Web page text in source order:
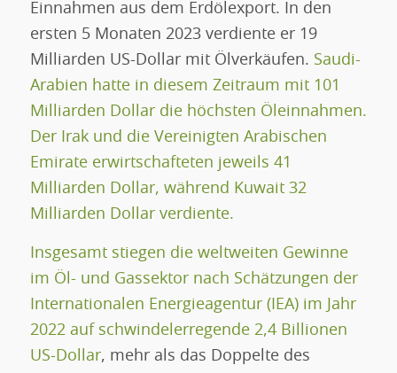
Einnahmen aus dem Erdölexport. In den
ersten 5 Monaten 2023 verdiente er 19
Milliarden US-Dollar mit Ölverkäufen. Saudi-
Arabien hatte in diesem Zeitraum mit 101
Milliarden Dollar die höchsten Öleinnahmen.
Der Irak und die Vereinigten Arabischen
Emirate erwirtschafteten jeweils 41
Milliarden Dollar, während Kuwait 32
Milliarden Dollar verdiente.
Insgesamt stiegen die weltweiten Gewinne
im Öl- und Gassektor nach Schätzungen der
Internationalen Energieagentur (IEA) im Jahr
2022 auf schwindelerregende 2,4 Billionen
US-Dollar, mehr als das Doppelte des